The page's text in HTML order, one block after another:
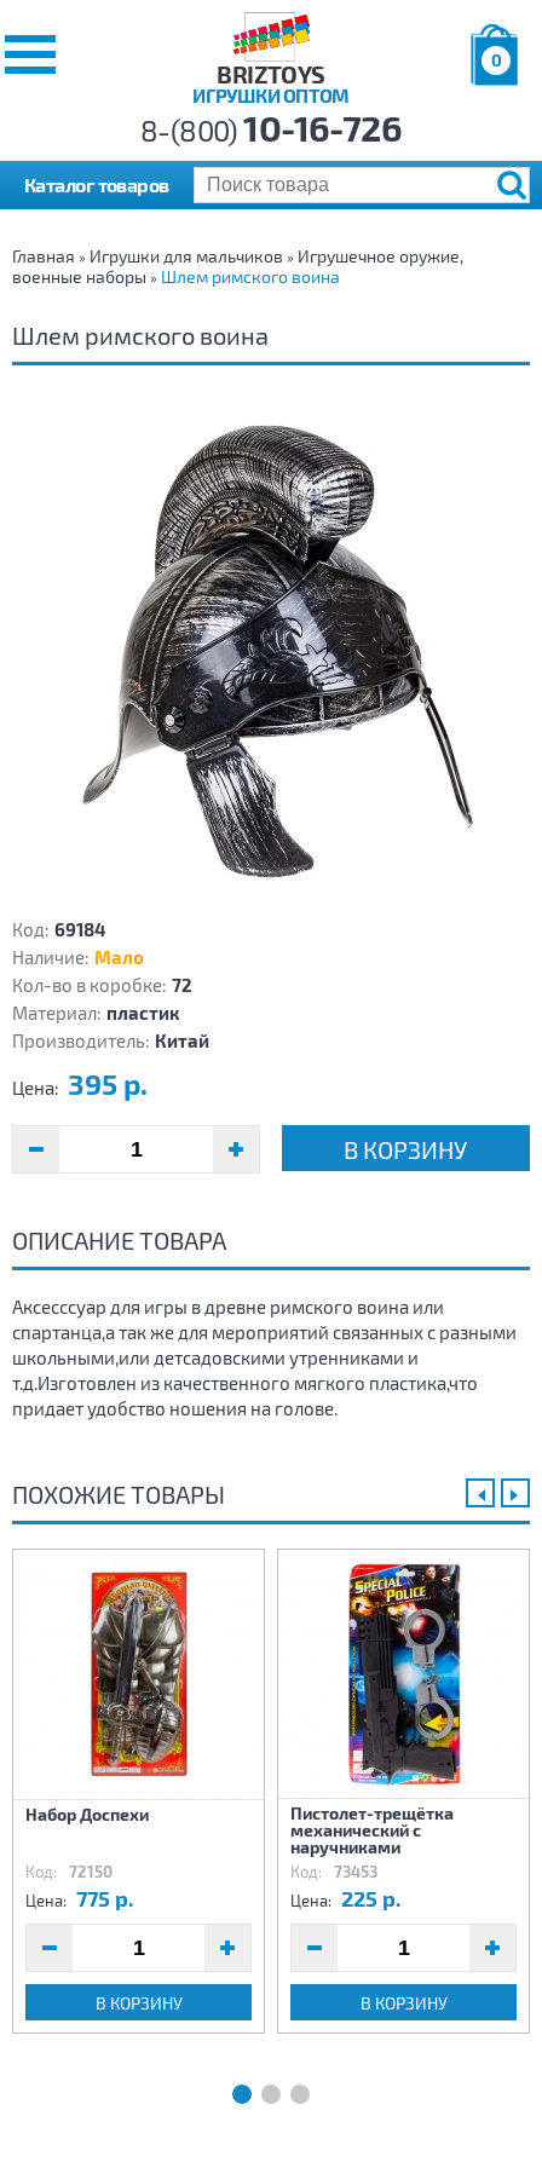
BRIZTOYS
ИГРУШКИ ОПТОМ
0
р.
8-(800)10-16-726
Каталог товаров
Главная » Игрушки для мальчиков » Игрушечное оружие,
военные наборы » Шлем римского воина
Шлем римского воина
Код: 69184
Наличие: Мало
Кол-во в коробке: 72
Материал: пластик
Производитель: Китай
Цена: 395 р.
В КОРЗИНУ
ОПИСАНИЕ ТОВАРА
Аксесссуар для игры в древне римского воина или
спартанца,а так же для мероприятий связанных с разными
школьными,или детсадовскими утренниками и
т.д.Изготовлен из качественного мягкого пластика,что
придает удобство ношения на голове.
ПОХОЖИЕ ТОВАРЫ
Набор Доспехи
Код: 72150
Цена: 775 р.
В КОРЗИНУ
Пистолет-трещётка
механический с
наручниками
Код: 73453
Цена: 225 р.
В КОРЗИНУ